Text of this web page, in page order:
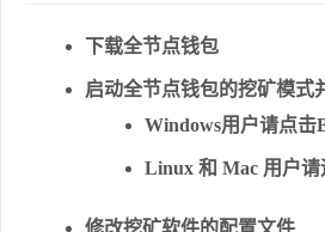
下载全节点钱包
启动全节点钱包的挖矿模式
Windows用户请点击
Linux 和 Mac 用户请
修改挖矿软件的配置文件